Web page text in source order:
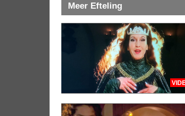
Meer Efteling